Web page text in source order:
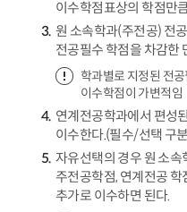
이수학점표상의 학점만
원 소속학과(주전공) 전
전공필수 학점을 차감한
학과별로 지정된 전
이수학점이 가변적임
연계전공학과에서 편성
이수한다.(필수/선택 구
자유선택의 경우 원 소
주전공학점, 연계전공
추가로 이수하면 된다.